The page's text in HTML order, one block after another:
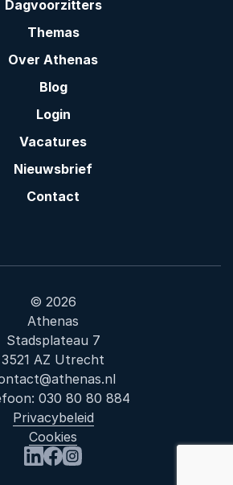
Dagvoorzitters
Themas
Over Athenas
Blog
Login
Vacatures
Nieuwsbrief
Contact
© 2026
Athenas
Stadsplateau 7
3521 AZ Utrecht
030 80 80 884
Privacybeleid
Cookies